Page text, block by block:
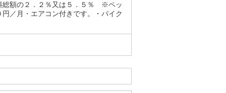
総額の２．２％又は５．５％ ※ペッ
／月・エアコン付きです。・バイク